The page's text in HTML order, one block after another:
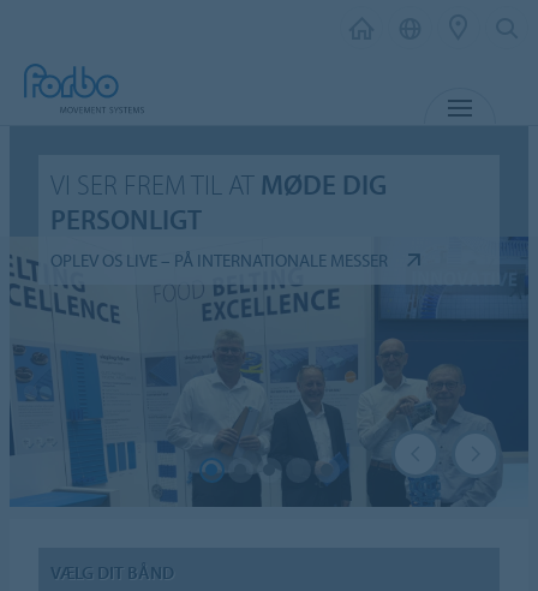
VI SER FREM TIL AT MØDE DIG
PERSONLIGT
OPLEV OS LIVE – PÅ INTERNATIONALE MESSER
VÆLG DIT BÅND